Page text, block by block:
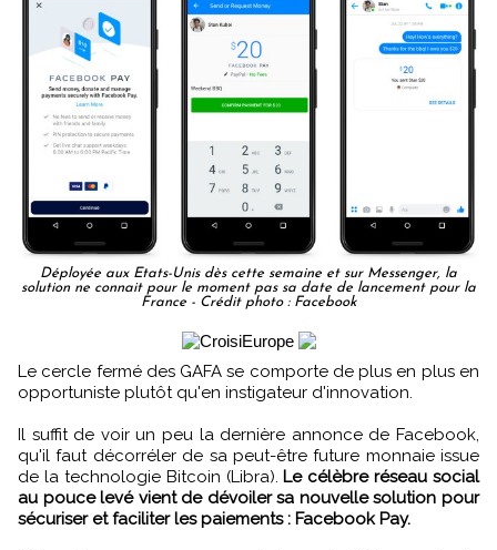
Déployée aux Etats-Unis dès cette semaine et sur Messenger, la
solution ne connait pour le moment pas sa date de lancement pour la
France - Crédit photo : Facebook
Le cercle fermé des GAFA se comporte de plus en plus en
opportuniste plutôt qu'en instigateur d'innovation.
Il suffit de voir un peu la dernière annonce de Facebook,
qu'il faut décorréler de sa peut-être future monnaie issue
de la technologie Bitcoin (Libra). Le célèbre réseau social
au pouce levé vient de dévoiler sa nouvelle solution pour
sécuriser et faciliter les paiements : Facebook Pay.